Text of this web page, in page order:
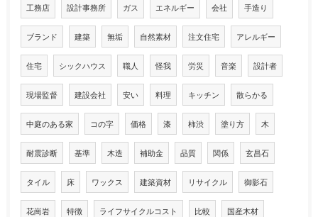
工務店 設計事務所 ガス エネルギー 会社 手造り
ブランド 建築 無垢 自然素材 注文住宅 アレルギー
住宅 シックハウス 職人 怪我 労災 音楽 設計者
現場監督 建設会社 安い 料理 キッチン 散らかる
中庭のある家 コの字 価格 漆 柿渋 塗り方 木
耐震診断 基準 木造 補助金 品質 関係 玄昌石
タイル 床 ワックス 建築資材 リサイクル 御影石
花崗岩 特徴 ライフサイクルコスト 比較 国産木材